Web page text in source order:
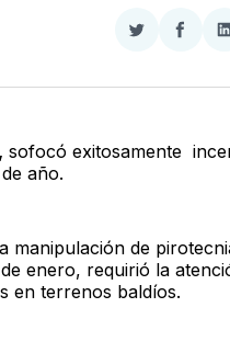
Compartir
Twitter
sofocó exitosamente
año.
manipulación de
enero, requirió la
en terrenos baldíos.